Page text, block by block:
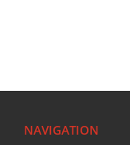
NAVIGATION